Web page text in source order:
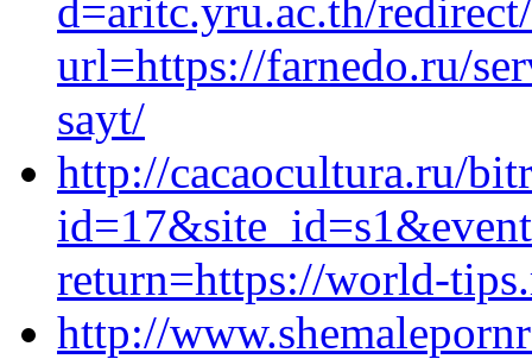
d=aritc.yru.ac.th/
url=https://farnedo.ru/
sayt/
http://cacaocultura.ru/
return=https://world-
http://